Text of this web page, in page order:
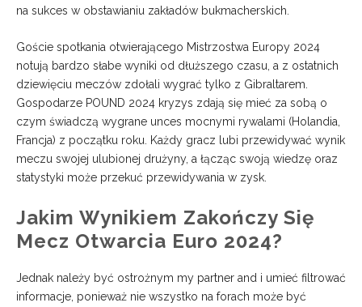
na sukces w obstawianiu zakładów bukmacherskich.
Goście spotkania otwierającego Mistrzostwa Europy 2024
notują bardzo słabe wyniki od dłuższego czasu, a z ostatnich
dziewięciu meczów zdołali wygrać tylko z Gibraltarem.
Gospodarze POUND 2024 kryzys zdają się mieć za sobą o
czym świadczą wygrane unces mocnymi rywalami (Holandia,
Francja) z początku roku. Każdy gracz lubi przewidywać wynik
meczu swojej ulubionej drużyny, a łącząc swoją wiedzę oraz
statystyki może przekuć przewidywania w zysk.
Jakim Wynikiem Zakończy Się
Mecz Otwarcia Euro 2024?
Jednak należy być ostrożnym my partner and i umieć filtrować
informacje, ponieważ nie wszystko na forach może być